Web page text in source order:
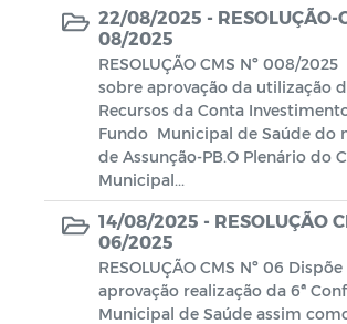
22/08/2025 - RESOLUÇÃO-
08/2025
RESOLUÇÃO CMS Nº 008/
sobre aprovação da utilização
Recursos da Conta
Fundo Municipal de Saúde do
de Assunção-PB.O Plenário do
Municipal...
14/08/2025 - RESOLUÇÃO
06/2025
RESOLUÇÃO CMS Nº 06
aprovação realização da 6ª
Municipal de Saúde assim